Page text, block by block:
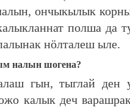
ончыкылык
полша да
нӧлталеш ыле.
налын шогена?
гын, тыглай ден
калык деч